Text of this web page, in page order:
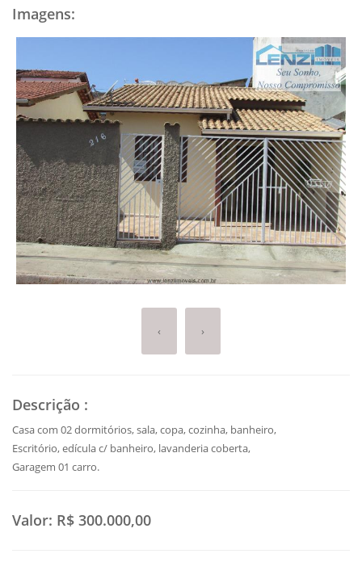
Imagens:
‹ ›
Descrição :
Casa com 02 dormitórios, sala, copa, cozinha, banheiro,
Escritório, edícula c/ banheiro, lavanderia coberta,
Garagem 01 carro.
Valor: R$ 300.000,00